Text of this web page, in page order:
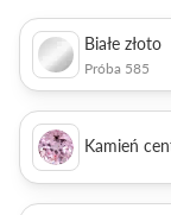
Białe złoto
Próba 585
Kamień